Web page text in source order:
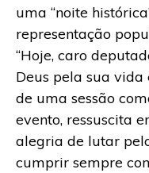
uma “noite
representação
“Hoje, caro
Deus pela sua
de uma sessão
evento, ressuscita
alegria de lutar
cumprir sempre